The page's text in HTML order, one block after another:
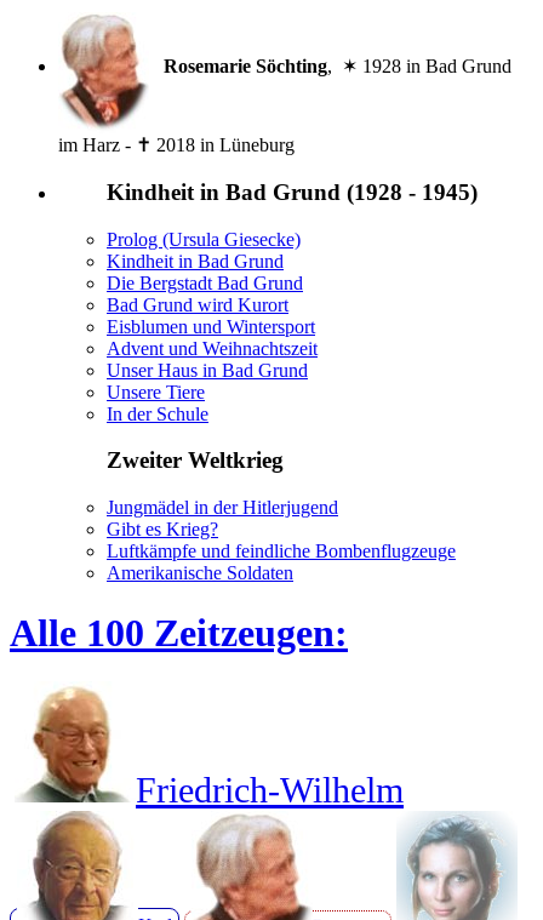
Rosemarie Söchting, ✶ 1928 in Bad Grund
im Harz - ✝ 2018 in Lüneburg
Kindheit in Bad Grund (1928 - 1945)
Prolog (Ursula Giesecke)
Kindheit in Bad Grund
Die Bergstadt Bad Grund
Bad Grund wird Kurort
Eisblumen und Wintersport
Advent und Weihnachtszeit
Unser Haus in Bad Grund
Unsere Tiere
In der Schule
Zweiter Weltkrieg
Jungmädel in der Hitlerjugend
Gibt es Krieg?
Luftkämpfe und feindliche Bombenflugzeuge
Amerikanische Soldaten
Alle 100 Zeitzeugen:
Friedrich-Wilhelm